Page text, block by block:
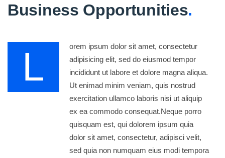
Business Opportunities.
L
orem ipsum dolor sit amet, consectetur
adipisicing elit, sed do eiusmod tempor
incididunt ut labore et dolore magna aliqua.
Ut enimad minim veniam, quis nostrud
exercitation ullamco laboris nisi ut aliquip
ex ea commodo consequat.Neque porro
quisquam est, qui dolorem ipsum quia
dolor sit amet, consectetur, adipisci velit,
sed quia non numquam eius modi tempora